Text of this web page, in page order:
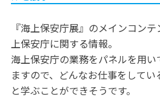
『海上保安庁展』のメインコン
上保安庁に関する情報。
海上保安庁の業務をパネルを用
ますので、どんなお仕事をして
と学ぶことができそうです。